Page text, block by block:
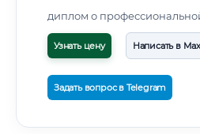
диплом о
Узнать цену Написать в Max
Задать вопрос в Telegram